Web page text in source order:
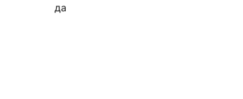
да